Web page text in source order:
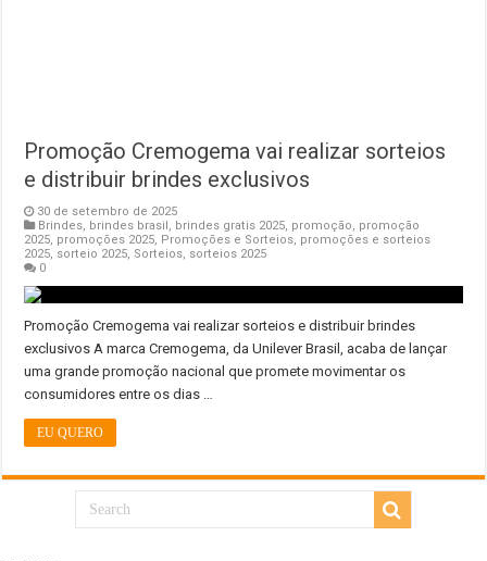
Promoção Cremogema vai realizar sorteios
e distribuir brindes exclusivos
30 de setembro de 2025
Brindes, brindes brasil, brindes gratis 2025, promoção, promoção
2025, promoções 2025, Promoções e Sorteios, promoções e sorteios
2025, sorteio 2025, Sorteios, sorteios 2025
0
Promoção Cremogema vai realizar sorteios e distribuir brindes
exclusivos A marca Cremogema, da Unilever Brasil, acaba de lançar
uma grande promoção nacional que promete movimentar os
consumidores entre os dias …
EU QUERO